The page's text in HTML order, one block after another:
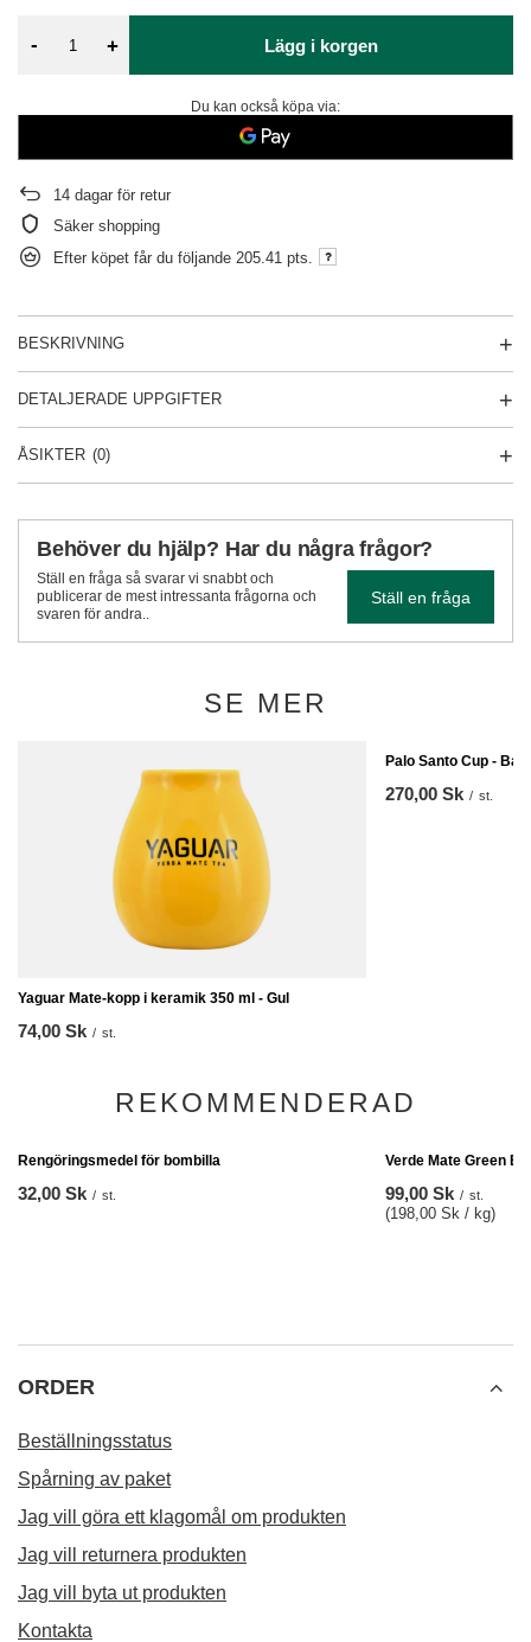
- + Lägg i korgen
Du kan också köpa via:
14 dagar för retur
Säker shopping
Efter köpet får du följande 205.41 pts.
BESKRIVNING
DETALJERADE UPPGIFTER
ÅSIKTER (0)
Behöver du hjälp? Har du några frågor?
Ställ en fråga så svarar vi snabbt och
publicerar de mest intressanta frågorna och
svaren för andra..
Ställ en fråga
SE MER
Yaguar Mate-kopp i keramik 350 ml - Gul
74,00 Sk / st.
Palo Santo Cup -
270,00 Sk / st.
REKOMMENDERAD
Rengöringsmedel för bombilla
32,00 Sk
Verde Mate Green
99,00 Sk / st.
(198,00 Sk / kg)
ORDER